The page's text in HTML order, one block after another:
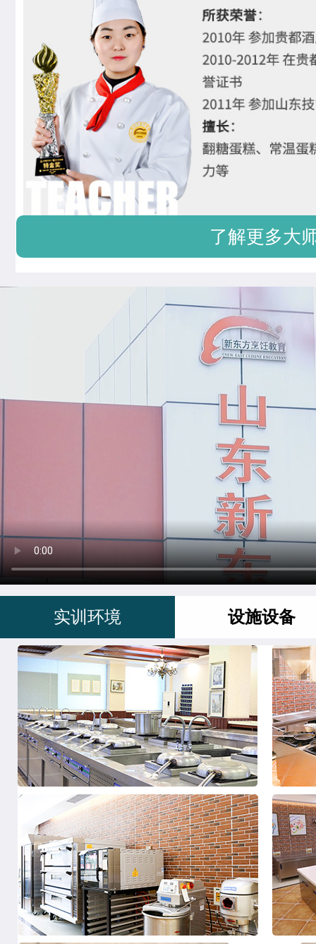
了解更多大
实训环境 设施设备